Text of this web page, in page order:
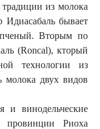
из молока
бывает
Вторым по
(Roncal), кторый
технологии из
молока двух видов
и винодельческие
Риоха